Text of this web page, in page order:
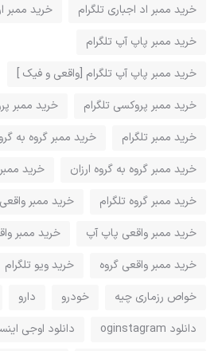
خرید ممبر اد اجباری تلگرام
خرید ممبر
خرید ممبر پاپ آپ تلگرام
خرید ممبر پاپ آپ تلگرام [واقعی و فیک ]
خرید ممبر پروکسی تلگرام
خرید ممبر
خرید ممبر تلگرام
خرید ممبر گروه به
خرید ممبر گروه به گروه ارزان
خرید
خرید ممبر گروه تلگرام
خرید ممبر
خرید ممبر واقعی پاپ آپ
خرید ممبر
خرید ممبر واقعی گروه
خرید ویو تلگرام
خواص رزماری چیه
خودرو دارو
دانلود oginstagram
دانلود اوجی